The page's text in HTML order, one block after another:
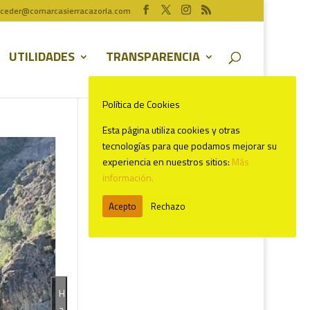
ceder@comarcasierracazorla.com
UTILIDADES TRANSPARENCIA
Comentarios recientes
H
Política de Cookies
Esta página utiliza cookies y otras
tecnologías para que podamos mejorar su
experiencia en nuestros sitios: Más
información.
Acepto Rechazo